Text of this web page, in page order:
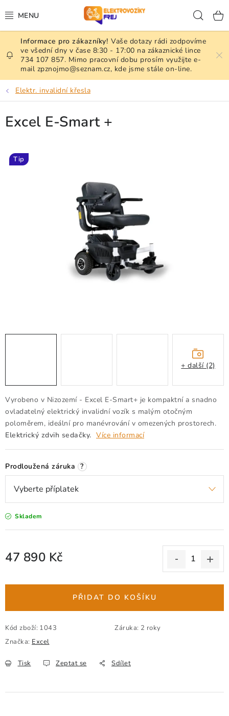
na
NAŠE SLUŽBY
ELEKTRICKÉ SKÚTRY A VOZÍKY
ELEKTR. INVALIDNÍ KŘESLA
NÁKLADNÍ TŘÍKOLKY ADVENTO
BATERIE, NABÍJEČKY A PŘÍSLUŠENSTVÍ
Jak nakupovat
Obchodní podmínky
Podmínky ochrany osobních údajů
Moje objednávka
Vaše dotazy rádi zodpovíme
ve všední dny v čase 8:30 - 17:00 na zákaznické lince
734 107 857. Mimo pracovní dobu prosím využijte e-
mail zpznojmo@seznam.cz, kde jsme stále on-line.
Elektr. invalidní křesla
Vyrobeno v Nizozemí - Excel E-Smart+ je kompaktní a snadno
ovladatelný elektrický invalidní vozík s malým otočným
poloměrem, ideální pro manévrování v omezených prostorech.
Elektrický zdvih sedačky. Více informací
Prodloužená záruka ?
Skladem
47 890 Kč
PŘIDAT DO KOŠÍKU
Kód zboží: 1043 Záruka: 2 roky
Značka: Excel
Tisk Zeptat se Sdílet
Excel E-Smart +
Tip
+ další (2)